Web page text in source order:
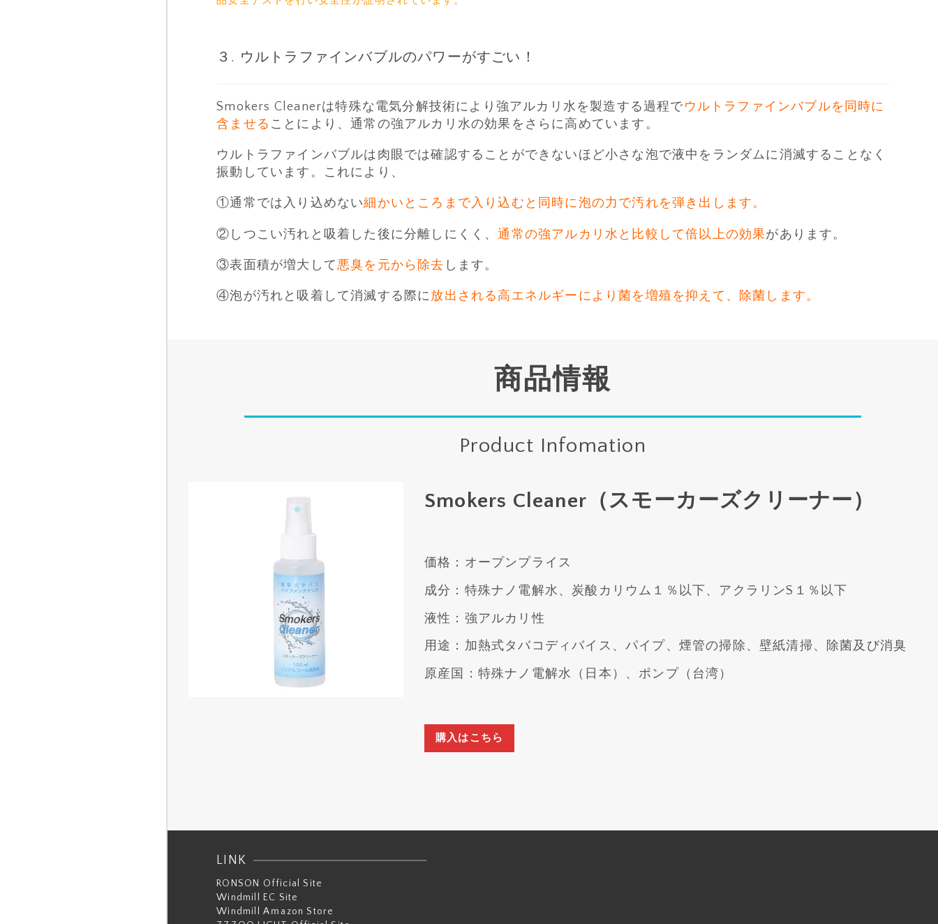
３. ウルトラファインバブルのパワーがすごい！
Smokers Cleanerは特殊な電気分解技術により強アルカリ水を製造する過程でウルトラファインバブルを同時に
含ませる ことにより、通常の強アルカリ水の効果をさらに高めています。
ウルトラファインバブルは肉眼では確認することができないほど小さな泡で液中をランダムに消滅することなく
振動しています。これにより、
①通常では入り込めない細かいところまで入り込むと同時に泡の力で汚れを弾き出します。
②しつこい汚れと吸着した後に分離しにくく、通常の強アルカリ水と比較して倍以上の効果があります。
③表面積が増大して悪臭を元から除去 します。
④泡が汚れと吸着して消滅する際に放出される高エネルギーにより菌を増殖を抑えて、除菌します。
商品情報
Product Infomation
Smokers Cleaner（スモーカーズクリーナー）
価格：オープンプライス
成分：特殊ナノ電解水、炭酸カリウム１％以下、アクラリンS１％以下
液性：強アルカリ性
用途：加熱式タバコディバイス、パイプ、煙管の掃除、壁紙清掃、除菌及び消臭
原産国：特殊ナノ電解水（日本）、ポンプ（台湾）
購入はこちら
LINK
RONSON Official Site
Windmill EC Site
Windmill Aｍazon Store